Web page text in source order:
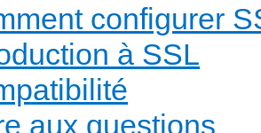
configurer
à SSL
aux questions